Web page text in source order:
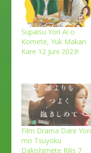
Supaisu Yori Ai o
Komete, Yuk Makan
Kare 12 Juni 2023!
Film Drama Dare Yori
mo Tsuyoku
Dakishimete Rilis 7